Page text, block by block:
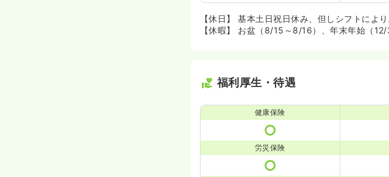
【休日】 基本土日祝日休み、但しシフトによ
【休暇】 お盆（8/15～8/16）、年末年始（
福利厚生・待遇
健康保険
労災保険